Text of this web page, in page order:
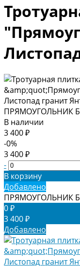
ПРЯМОУГОЛЬНИК
В наличии
3 400 ₽
-0%
3 400 ₽
-
В корзину
Добавлено
ПРЯМОУГОЛЬНИК
0 ₽
3 400 ₽
Добавлено